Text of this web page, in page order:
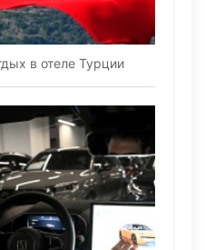
в отеле Турции